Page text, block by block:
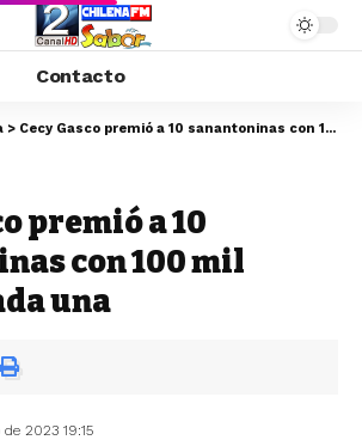
Contacto
> Cecy Gasco premió a 10 sanantoninas con 100 mil pesos a cada una
premió a 10
con 100 mil
una
2023 19:15